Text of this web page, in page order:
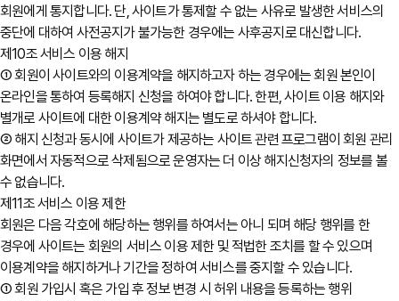
회원에게 통지합니다. 단, 사이트가 통제할 수 없는 사유로 발생한 서비스의
중단에 대하여 사전공지가 불가능한 경우에는 사후공지로 대신합니다.
제10조 서비스 이용 해지
① 회원이 사이트와의 이용계약을 해지하고자 하는 경우에는 회원 본인이
온라인을 통하여 등록해지 신청을 하여야 합니다. 한편, 사이트 이용 해지와
별개로 사이트에 대한 이용계약 해지는 별도로 하셔야 합니다.
② 해지 신청과 동시에 사이트가 제공하는 사이트 관련 프로그램이 회원 관리
화면에서 자동적으로 삭제됨으로 운영자는 더 이상 해지신청자의 정보를 볼
수 없습니다.
제11조 서비스 이용 제한
회원은 다음 각호에 해당하는 행위를 하여서는 아니 되며 해당 행위를 한
경우에 사이트는 회원의 서비스 이용 제한 및 적법한 조치를 할 수 있으며
이용계약을 해지하거나 기간을 정하여 서비스를 중지할 수 있습니다.
① 회원 가입시 혹은 가입 후 정보 변경 시 허위 내용을 등록하는 행위